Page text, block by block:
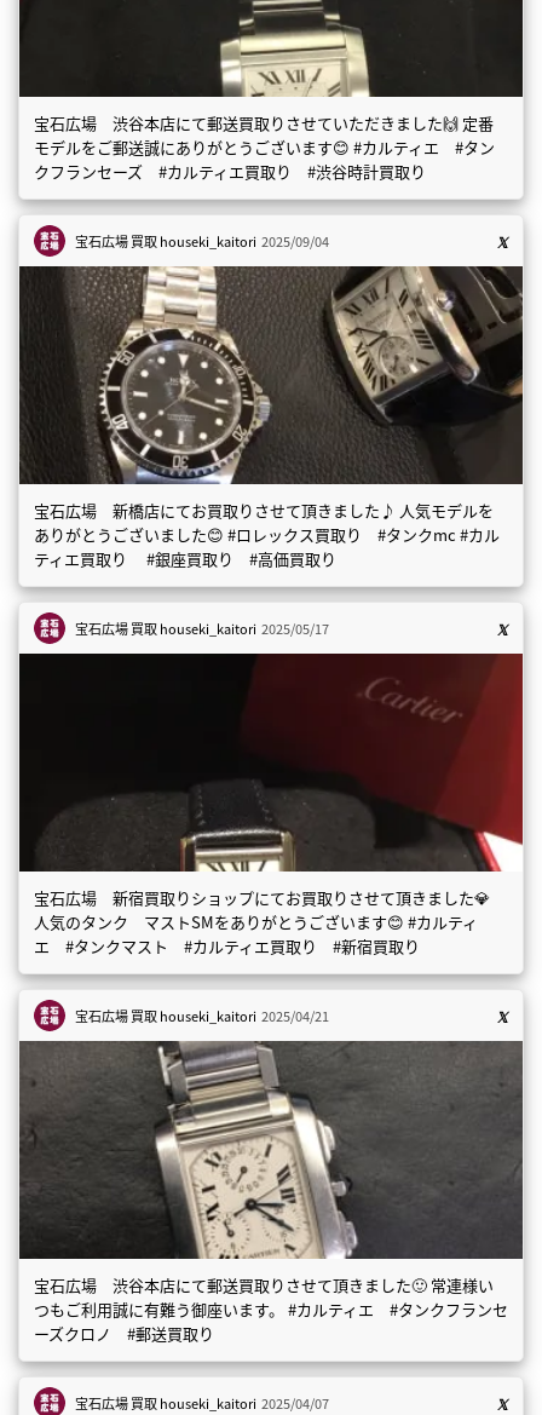
宝石広場 渋谷本店にて郵送買取りさせていただきました🙌 定番
モデルをご郵送誠にありがとうございます😊 #カルティエ #タン
クフランセーズ #カルティエ買取り #渋谷時計買取り
宝石広場 買取houseki_kaitori 2025/09/04
宝石広場 新橋店にてお買取りさせて頂きました♪ 人気モデルを
ありがとうございました😊 #ロレックス買取り #タンクmc #カル
ティエ買取り #銀座買取り #高価買取り
宝石広場 買取houseki_kaitori 2025/05/17
宝石広場 新宿買取りショップにてお買取りさせて頂きました💎
人気のタンク マストSMをありがとうございます😊 #カルティ
エ #タンクマスト #カルティエ買取り #新宿買取り
宝石広場 買取houseki_kaitori 2025/04/21
宝石広場 渋谷本店にて郵送買取りさせて頂きました🙂 常連様い
つもご利用誠に有難う御座います。 #カルティエ #タンクフランセ
ーズクロノ #郵送買取り
宝石広場 買取houseki_kaitori 2025/04/07